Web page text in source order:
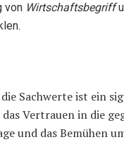
von Wirtschaftsbegriff
Sachwerte ist ein
Vertrauen in die
und das Bemühen